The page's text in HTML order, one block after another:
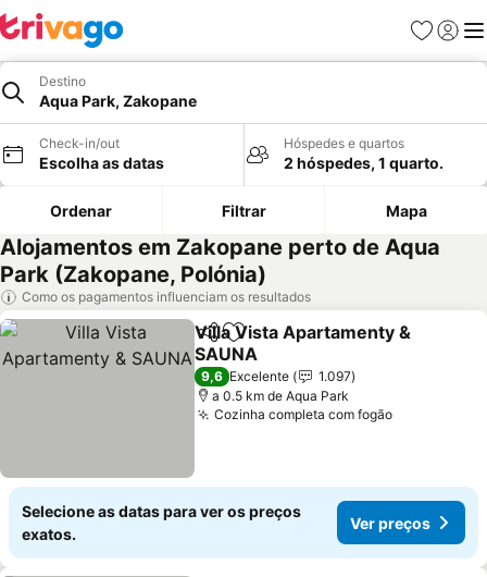
Favoritos
Iniciar
Destino
Aqua Park, Zakopane
Check-in/out
Escolha as datas
Hóspedes e quartos
2 hóspedes, 1 quarto.
Ordenar Filtrar Mapa
Alojamentos em Zakopane perto de Aqua
Park (Zakopane, Polónia)
Como os pagamentos influenciam os resultados
PartilharAdicionar aos favoritos
Villa Vista Apartamenty &
SAUNA
Ver preços
9,6 Excelente
1.097
a 0.5 km de Aqua Park
Cozinha completa com fogãoVer preços
Selecione as datas para ver os preços
exatos.
Ver preços